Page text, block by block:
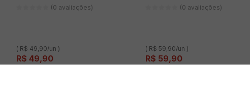
(0 avaliações)
( R$ 49,90/un )
R$ 49,90
(0 avaliações)
( R$ 59,90/un )
R$ 59,90